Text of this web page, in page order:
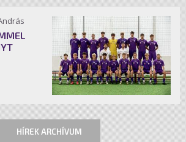
HÍREK ARCHÍVUM